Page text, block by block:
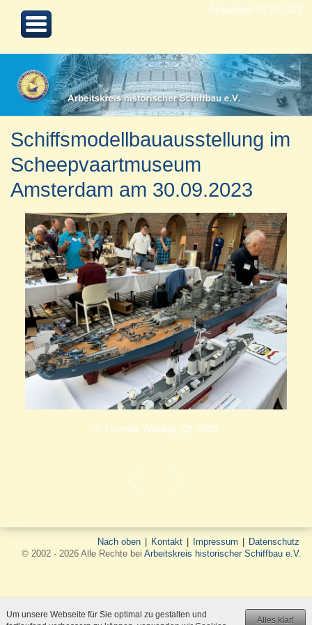
Aktualisiert 08.10.2023
Schiffsmodellbauausstellung im
Scheepvaartmuseum
Amsterdam am 30.09.2023
© Thomas Wilberg (C) 2023
Nach oben Kontakt Impressum
Datenschutz
© 2002 - 2026 Alle Rechte bei Arbeitskreis historischer Schiffbau e.V.
Alles klar!
Um unsere Webseite für Sie optimal zu gestalten und